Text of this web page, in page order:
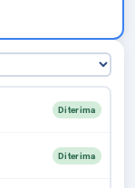
Diterima
Diterima